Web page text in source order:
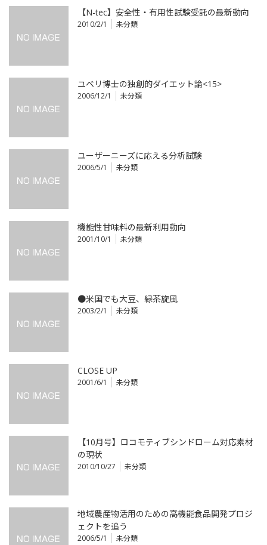
【N-tec】安全性・有用性試験受託の最新動向
2010/2/1 未分類
ユベリ博士の独創的ダイエット論<15>
2006/12/1 未分類
ユーザーニーズに応える分析試験
2006/5/1 未分類
機能性甘味料の最新利用動向
2001/10/1 未分類
●米国でも大豆、緑茶旋風
2003/2/1 未分類
CLOSE UP
2001/6/1 未分類
【10月号】ロコモティブシンドローム対応素材
の現状
2010/10/27 未分類
地域農産物活用のための高機能食品開発プロジ
ェクトを追う
2006/5/1 未分類